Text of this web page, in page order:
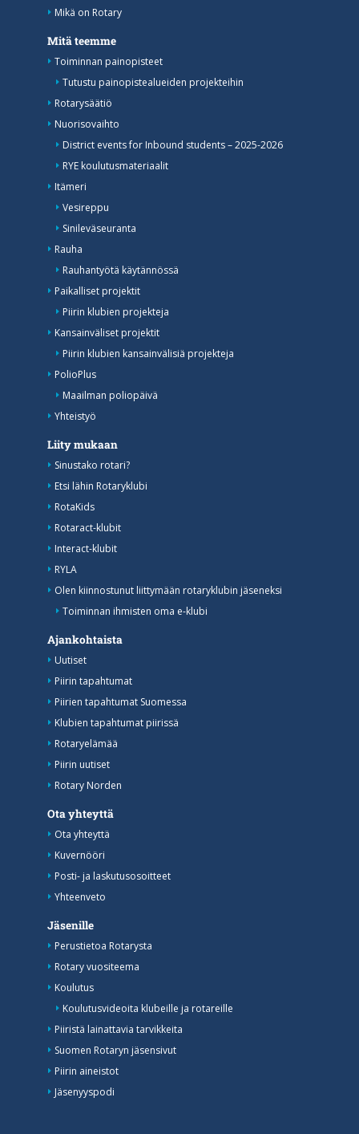
Mikä on Rotary
Mitä teemme
Toiminnan painopisteet
Tutustu painopistealueiden projekteihin
Rotarysäätiö
Nuorisovaihto
District events for Inbound students – 2025-2026
RYE koulutusmateriaalit
Itämeri
Vesireppu
Sinileväseuranta
Rauha
Rauhantyötä käytännössä
Paikalliset projektit
Piirin klubien projekteja
Kansainväliset projektit
Piirin klubien kansainvälisiä projekteja
PolioPlus
Maailman poliopäivä
Yhteistyö
Liity mukaan
Sinustako rotari?
Etsi lähin Rotaryklubi
RotaKids
Rotaract-klubit
Interact-klubit
RYLA
Olen kiinnostunut liittymään rotaryklubin jäseneksi
Toiminnan ihmisten oma e-klubi
Ajankohtaista
Uutiset
Piirin tapahtumat
Piirien tapahtumat Suomessa
Klubien tapahtumat piirissä
Rotaryelämää
Piirin uutiset
Rotary Norden
Ota yhteyttä
Ota yhteyttä
Kuvernööri
Posti- ja laskutusosoitteet
Yhteenveto
Jäsenille
Perustietoa Rotarysta
Rotary vuositeema
Koulutus
Koulutusvideoita klubeille ja rotareille
Piiristä lainattavia tarvikkeita
Suomen Rotaryn jäsensivut
Piirin aineistot
Jäsenyyspodi